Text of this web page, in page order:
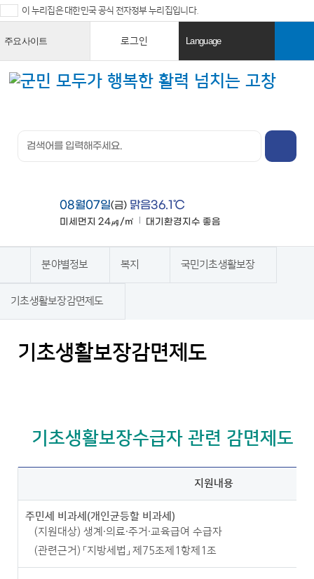
이 누리집은 대한민국 공식 전자정부 누리집입니다.
주요사이트 로그인 Language
기
08월07일(금) 맑음36.1℃
미세먼지 24㎍/㎥ 대기환경지수 좋음
열기
분야별정보 복지 국민기초생활보장
기초생활보장감면제도
기초생활보장감면제도
기초생활보장수급자 관련 감면제도
지원내용
주민세 비과세(개인균등할 비과세)
(지원대상) 생계·의료·주거·교육급여 수급자
(관련근거) 「지방세법」 제75조제1항제1조